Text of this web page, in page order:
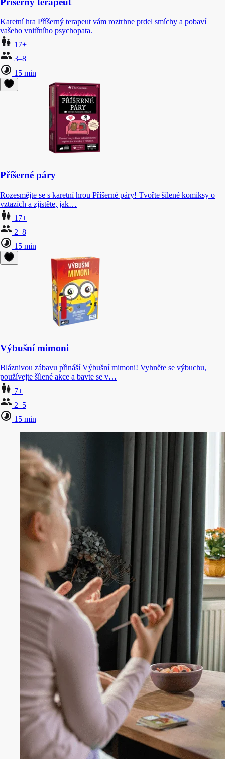
Karetní hra Příšerný terapeut vám roztrhne prdel smíchy a pobaví
vašeho vnitřního psychopata.
17+
3–8
15 min
Příšerné páry
Rozesmějte se s karetní hrou Příšerné páry! Tvořte šílené komiksy o
vztazích a zjistěte, jak…
17+
2–8
15 min
Výbušní mimoni
Bláznivou zábavu přináší Výbušní mimoni! Vyhněte se výbuchu,
používejte šílené akce a bavte se v…
7+
2–5
15 min